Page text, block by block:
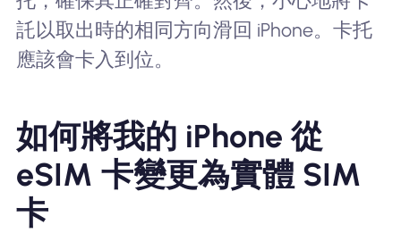
託以取出時的相同方向滑回 iPhone。卡托
應該會卡入到位。
如何將我的 iPhone 從
eSIM 卡變更為實體 SIM
卡